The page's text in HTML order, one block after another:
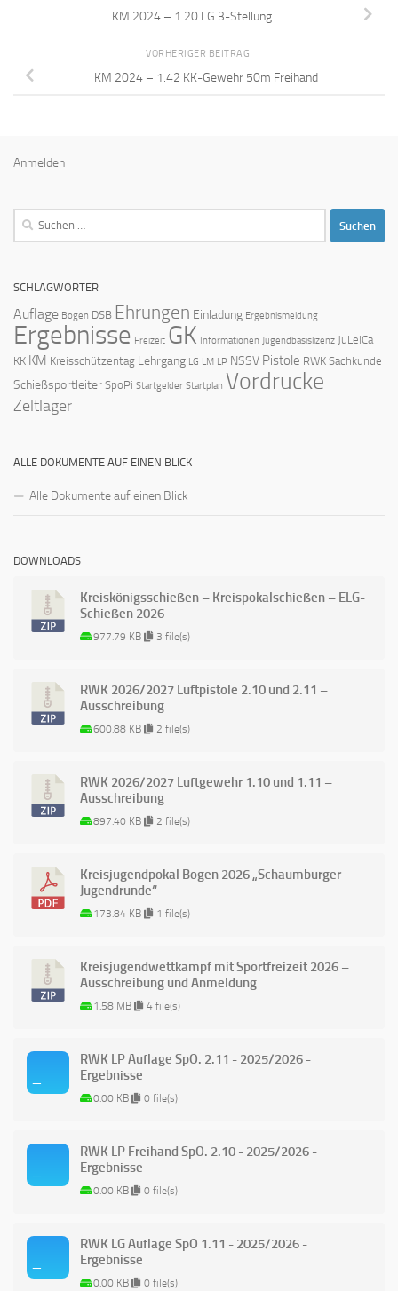
KM 2024 – 1.20 LG 3-Stellung
VORHERIGER BEITRAG
KM 2024 – 1.42 KK-Gewehr 50m Freihand
Anmelden
Suchen
SCHLAGWÖRTER
Auflage Bogen DSB Ehrungen Einladung Ergebnismeldung
Ergebnisse Freizeit GK Informationen Jugendbasislizenz JuLeiCa
KK KM Kreisschützentag Lehrgang LG LM LP NSSV Pistole RWK Sachkunde
Schießsportleiter SpoPi Startgelder Startplan Vordrucke
Zeltlager
ALLE DOKUMENTE AUF EINEN BLICK
Alle Dokumente auf einen Blick
DOWNLOADS
Kreiskönigsschießen – Kreispokalschießen – ELG-
Schießen 2026
977.79 KB 3 file(s)
RWK 2026/2027 Luftpistole 2.10 und 2.11 –
Ausschreibung
600.88 KB 2 file(s)
RWK 2026/2027 Luftgewehr 1.10 und 1.11 –
Ausschreibung
897.40 KB 2 file(s)
Kreisjugendpokal Bogen 2026 „Schaumburger
Jugendrunde“
173.84 KB 1 file(s)
Kreisjugendwettkampf mit Sportfreizeit 2026 –
Ausschreibung und Anmeldung
1.58 MB 4 file(s)
RWK LP Auflage SpO. 2.11 - 2025/2026 -
Ergebnisse
0.00 KB 0 file(s)
RWK LP Freihand SpO. 2.10 - 2025/2026 -
Ergebnisse
0.00 KB 0 file(s)
RWK LG Auflage SpO 1.11 - 2025/2026 -
Ergebnisse
0.00 KB 0 file(s)